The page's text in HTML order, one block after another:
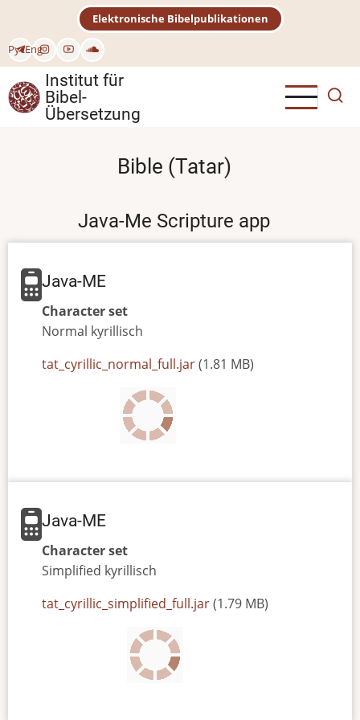
Inhalt
РусEng
Elektronische Bibelpublikationen
Institut für
Bibel-
Übersetzung
Bible (Tatar)
Java-Me Scripture app
Java-ME
Character set
Normal kyrillisch
JAR
tat_cyrillic_normal_full.jar(1.81 MB)
Java-ME
Character set
Simplified kyrillisch
JAR
tat_cyrillic_simplified_full.jar(1.79 MB)